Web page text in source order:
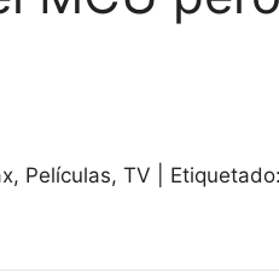
Películas, TV |